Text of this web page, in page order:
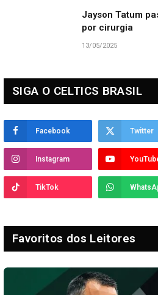
Jayson Tatum
por cirurgia
13/05/2025
SIGA O CELTICS BRASIL
Facebook Twitter
Instagram
TikTok
Favoritos dos Leitores